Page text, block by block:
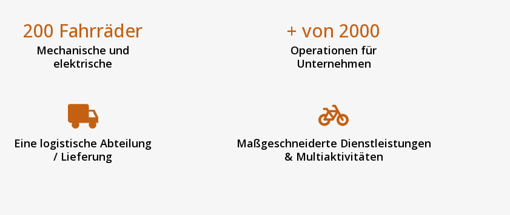
200 Fahrräder
Mechanische und
elektrische
+ von 2000
Operationen für
Unternehmen
Eine logistische Abteilung
/ Lieferung
Maßgeschneiderte Dienstleistungen
& Multiaktivitäten